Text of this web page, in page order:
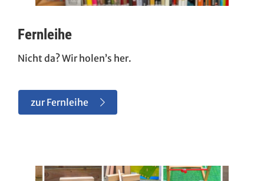
Fernleihe
Nicht da? Wir holen’s her.
zur Fernleihe